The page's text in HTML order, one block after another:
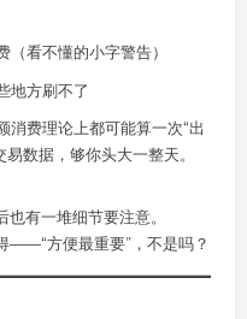
看不懂的小字警告）
地方刷不了
消费理论上都可能算一次“出
数据，够你头大一整天。
有一堆细节要注意。
——“方便最重要”，不是吗？